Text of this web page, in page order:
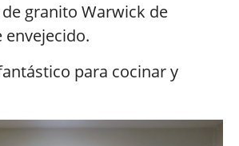
granito Warwick de
envejecido.
para cocinar y